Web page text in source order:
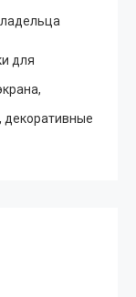
для
декоративные